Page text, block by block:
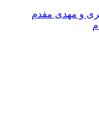
مهدى مقدم